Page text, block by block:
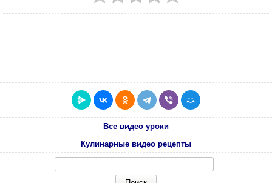
Все видео уроки
Кулинарные видео рецепты